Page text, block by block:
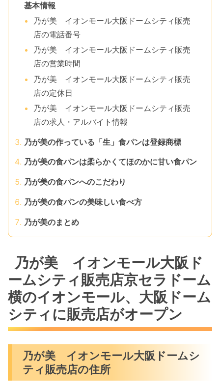
基本情報
乃が美 イオンモール大阪ドームシティ販売
店の電話番号
乃が美 イオンモール大阪ドームシティ販売
店の営業時間
乃が美 イオンモール大阪ドームシティ販売
店の定休日
乃が美 イオンモール大阪ドームシティ販売
店の求人・アルバイト情報
乃が美の作っている「生」食パンは登録商標
乃が美の食パンは柔らかくてほのかに甘い食パン
乃が美の食パンへのこだわり
乃が美の食パンの美味しい食べ方
乃が美のまとめ
乃が美 イオンモール大阪ド
ームシティ販売店京セラドーム
横のイオンモール、大阪ドーム
シティに販売店がオープン
乃が美 イオンモール大阪ドームシ
ティ販売店の住所